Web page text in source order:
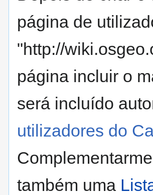
página de
"http://
página incluir o
será incluído
utilizadores do
também uma